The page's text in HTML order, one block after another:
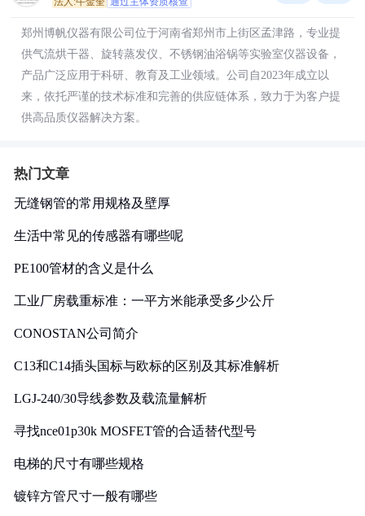
郑州博帆仪器有限公司位于河南省郑州市上街区孟津路，专业提
供气流烘干器、旋转蒸发仪、不锈钢油浴锅等实验室仪器设备，
产品广泛应用于科研、教育及工业领域。公司自2023年成立以
来，依托严谨的技术标准和完善的供应链体系，致力于为客户提
供高品质仪器解决方案。
热门文章
无缝钢管的常用规格及壁厚
生活中常见的传感器有哪些呢
PE100管材的含义是什么
工业厂房载重标准：一平方米能承受多少公斤
CONOSTAN公司简介
C13和C14插头国标与欧标的区别及其标准解析
LGJ-240/30导线参数及载流量解析
寻找nce01p30k MOSFET管的合适替代型号
电梯的尺寸有哪些规格
镀锌方管尺寸一般有哪些